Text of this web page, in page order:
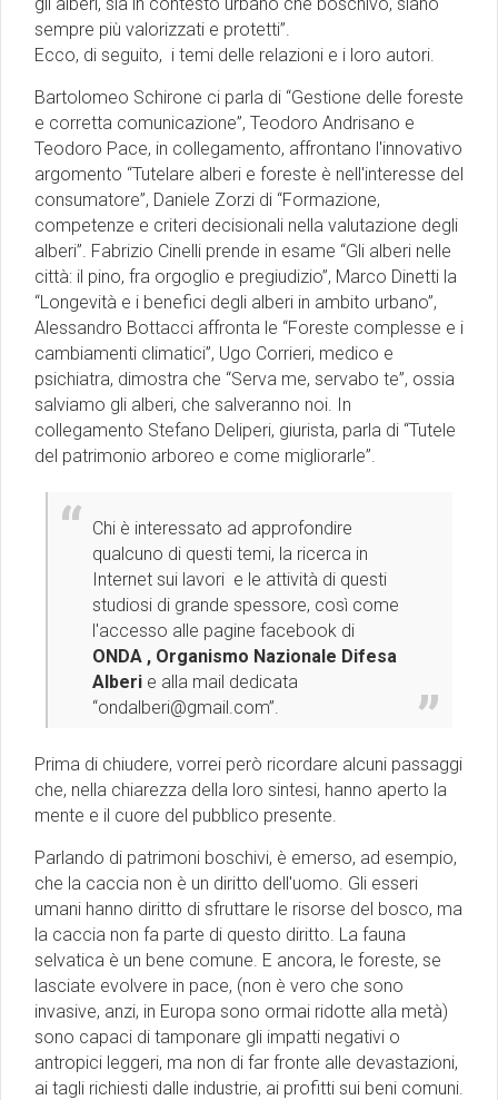
sempre più valorizzati e protetti”.
Ecco, di seguito, i temi delle relazioni e i loro autori.
Bartolomeo Schirone ci parla di “Gestione delle foreste
e corretta comunicazione”, Teodoro Andrisano e
Teodoro Pace, in collegamento, affrontano l'innovativo
argomento “Tutelare alberi e foreste è nell'interesse del
consumatore”, Daniele Zorzi di “Formazione,
competenze e criteri decisionali nella valutazione degli
alberi”. Fabrizio Cinelli prende in esame “Gli alberi nelle
città: il pino, fra orgoglio e pregiudizio”, Marco Dinetti la
“Longevità e i benefici degli alberi in ambito urbano”,
Alessandro Bottacci affronta le “Foreste complesse e i
cambiamenti climatici”, Ugo Corrieri, medico e
psichiatra, dimostra che “Serva me, servabo te”, ossia
salviamo gli alberi, che salveranno noi. In
collegamento Stefano Deliperi, giurista, parla di “Tutele
del patrimonio arboreo e come migliorarle”.
Chi è interessato ad approfondire
qualcuno di questi temi, la ricerca in
Internet sui lavori e le attività di questi
studiosi di grande spessore, così come
l'accesso alle pagine facebook di
ONDA , Organismo Nazionale Difesa
Alberi e alla mail dedicata
“ondalberi@gmail.com”.
Prima di chiudere, vorrei però ricordare alcuni passaggi
che, nella chiarezza della loro sintesi, hanno aperto la
mente e il cuore del pubblico presente.
Parlando di patrimoni boschivi, è emerso, ad esempio,
che la caccia non è un diritto dell'uomo. Gli esseri
umani hanno diritto di sfruttare le risorse del bosco, ma
la caccia non fa parte di questo diritto. La fauna
selvatica è un bene comune. E ancora, le foreste, se
lasciate evolvere in pace, (non è vero che sono
invasive, anzi, in Europa sono ormai ridotte alla metà)
sono capaci di tamponare gli impatti negativi o
antropici leggeri, ma non di far fronte alle devastazioni,
ai tagli richiesti dalle industrie, ai profitti sui beni comuni.